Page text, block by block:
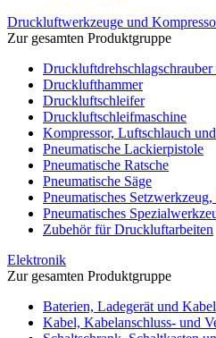
Druckluftwerkzeuge und
Zur gesamten Produktgruppe
Drucklufthammer
Druckluftschleifer
Druckluftschleifmaschine
Kompressor, Luftschlauch
Pneumatische Lackierpistole
Pneumatische Ratsche
Pneumatische Säge
Pneumatisches
Pneumatisches
Zubehör für Druckluftarbeiten
Elektronik
Zur gesamten Produktgruppe
Baterien, Ladegerät und Kabel
Kabel, Kabelanschluss- und